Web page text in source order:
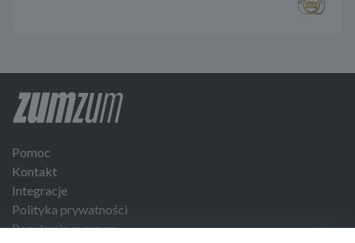
Pomoc
Kontakt
Integracje
Polityka prywatności
Regulamin zumzum